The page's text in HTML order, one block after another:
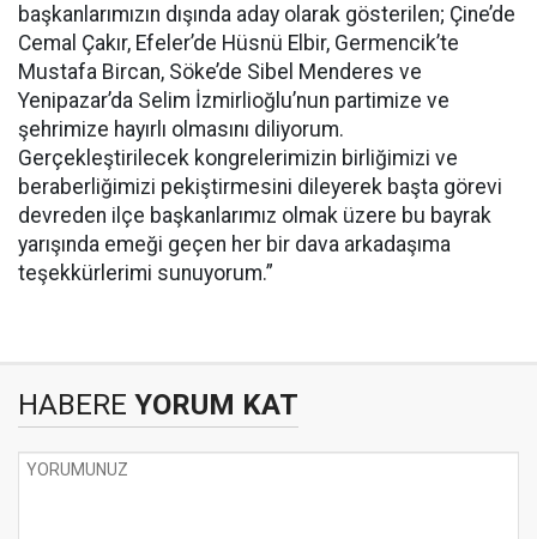
başkanlarımızın dışında aday olarak gösterilen; Çine’de
Cemal Çakır, Efeler’de Hüsnü Elbir, Germencik’te
Mustafa Bircan, Söke’de Sibel Menderes ve
Yenipazar’da Selim İzmirlioğlu’nun partimize ve
şehrimize hayırlı olmasını diliyorum.
Gerçekleştirilecek kongrelerimizin birliğimizi ve
beraberliğimizi pekiştirmesini dileyerek başta görevi
devreden ilçe başkanlarımız olmak üzere bu bayrak
yarışında emeği geçen her bir dava arkadaşıma
teşekkürlerimi sunuyorum.”
HABERE YORUM KAT